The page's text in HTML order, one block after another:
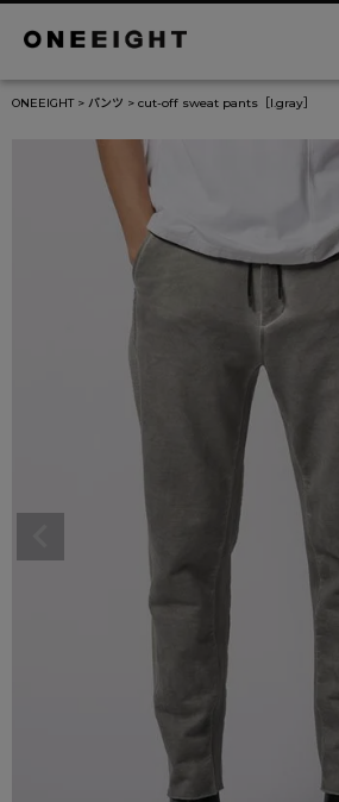
ONEEIGHT パンツ cut-off sweat pants［l.gray］